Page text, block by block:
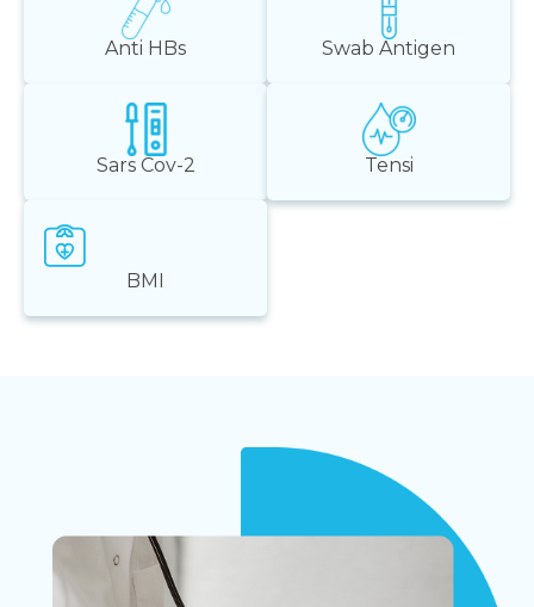
Anti HBs Swab Antigen
Sars Cov-2 Tensi
BMI